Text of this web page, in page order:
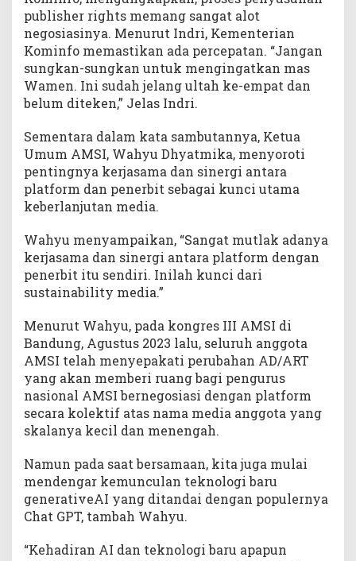
publisher rights memang sangat alot
negosiasinya. Menurut Indri, Kementerian
Kominfo memastikan ada percepatan. “Jangan
sungkan-sungkan untuk mengingatkan mas
Wamen. Ini sudah jelang ultah ke-empat dan
belum diteken,” Jelas Indri.
Sementara dalam kata sambutannya, Ketua
Umum AMSI, Wahyu Dhyatmika, menyoroti
pentingnya kerjasama dan sinergi antara
platform dan penerbit sebagai kunci utama
keberlanjutan media.
Wahyu menyampaikan, “Sangat mutlak adanya
kerjasama dan sinergi antara platform dengan
penerbit itu sendiri. Inilah kunci dari
sustainability media.”
Menurut Wahyu, pada kongres III AMSI di
Bandung, Agustus 2023 lalu, seluruh anggota
AMSI telah menyepakati perubahan AD/ART
yang akan memberi ruang bagi pengurus
nasional AMSI bernegosiasi dengan platform
secara kolektif atas nama media anggota yang
skalanya kecil dan menengah.
Namun pada saat bersamaan, kita juga mulai
mendengar kemunculan teknologi baru
generativeAI yang ditandai dengan populernya
Chat GPT, tambah Wahyu.
“Kehadiran AI dan teknologi baru apapun